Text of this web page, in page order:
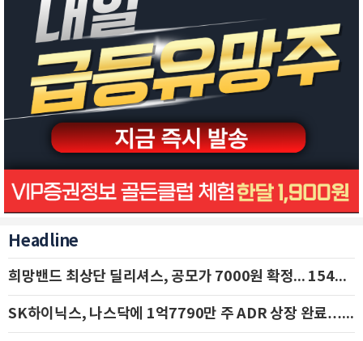
Headline
희망밴드 최상단 딜리셔스, 공모가 7000원 확정... 154억 규모 IPO 돌입
SK하이닉스, 나스닥에 1억7790만 주 ADR 상장 완료…29일 국내 추가 상장